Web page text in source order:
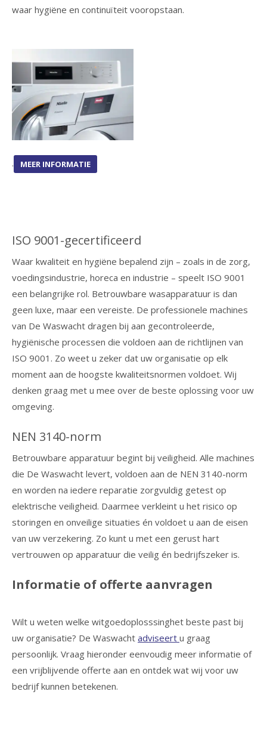
waar hygiëne en continuïteit vooropstaan.
. MEER INFORMATIE
ISO 9001-gecertificeerd
Waar kwaliteit en hygiëne bepalend zijn – zoals in de zorg,
voedingsindustrie, horeca en industrie – speelt ISO 9001
een belangrijke rol. Betrouwbare wasapparatuur is dan
geen luxe, maar een vereiste. De professionele machines
van De Waswacht dragen bij aan gecontroleerde,
hygiënische processen die voldoen aan de richtlijnen van
ISO 9001. Zo weet u zeker dat uw organisatie op elk
moment aan de hoogste kwaliteitsnormen voldoet. Wij
denken graag met u mee over de beste oplossing voor uw
omgeving.
NEN 3140-norm
Betrouwbare apparatuur begint bij veiligheid. Alle machines
die De Waswacht levert, voldoen aan de NEN 3140-norm
en worden na iedere reparatie zorgvuldig getest op
elektrische veiligheid. Daarmee verkleint u het risico op
storingen en onveilige situaties én voldoet u aan de eisen
van uw verzekering. Zo kunt u met een gerust hart
vertrouwen op apparatuur die veilig én bedrijfszeker is.
Informatie of offerte aanvragen
Wilt u weten welke witgoedoplosssinghet beste past bij
uw organisatie? De Waswacht adviseert u graag
persoonlijk. Vraag hieronder eenvoudig meer informatie of
een vrijblijvende offerte aan en ontdek wat wij voor uw
bedrijf kunnen betekenen.